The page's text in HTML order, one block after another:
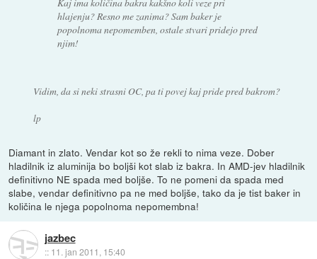
hlajenju? Resno me zanima? Sam baker je
popolnoma nepomemben, ostale stvari pridejo pred
njim!
Vidim, da si neki strasni OC, pa ti povej kaj pride pred bakrom?
lp
Diamant in zlato. Vendar kot so že rekli to nima veze. Dober
hladilnik iz aluminija bo boljši kot slab iz bakra. In AMD-jev hladilnik
definitivno NE spada med boljše. To ne pomeni da spada med
slabe, vendar definitivno pa ne med boljše, tako da je tist baker in
količina le njega popolnoma nepomembna!
jazbec
:: 11. jan 2011, 15:40